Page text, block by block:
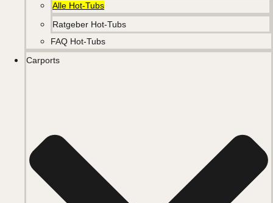
Alle Hot-Tubs
Ratgeber Hot-Tubs
FAQ Hot-Tubs
Carports